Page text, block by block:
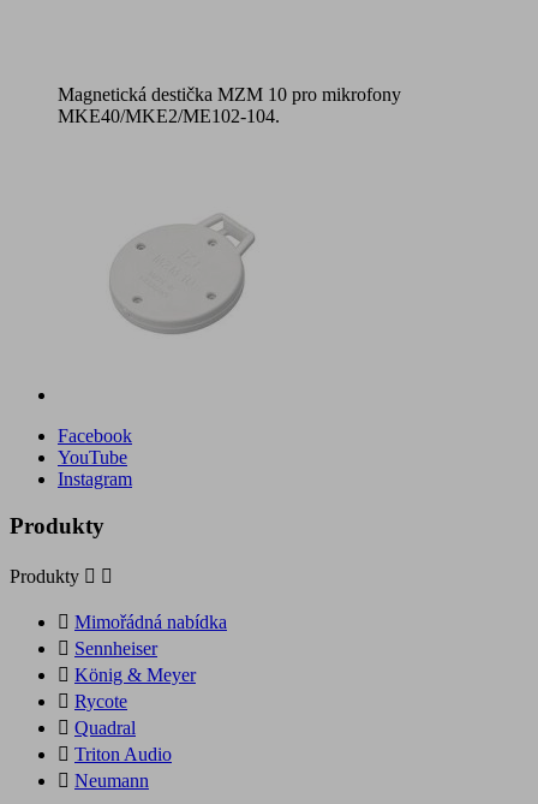
Magnetická destička MZM 10 pro mikrofony
MKE40/MKE2/ME102-104.
Facebook
YouTube
Instagram
Produkty
Produkty  
 Mimořádná nabídka
 Sennheiser
 König & Meyer
 Rycote
 Quadral
 Triton Audio
 Neumann